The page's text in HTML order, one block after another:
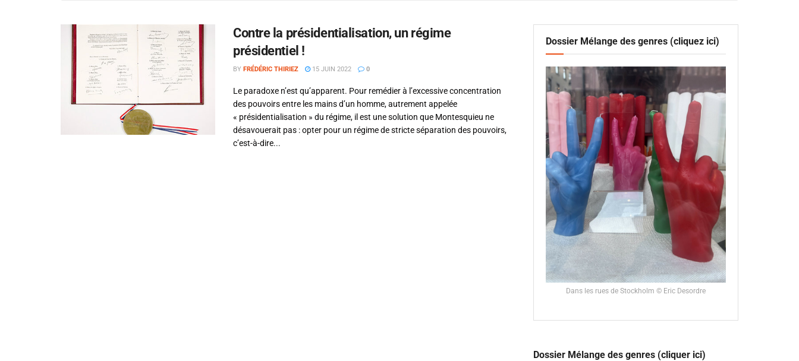
Contre la présidentialisation, un régime
présidentiel !
BY FRÉDÉRIC THIRIEZ 15 JUIN 2022 0
Le paradoxe n’est qu’apparent. Pour remédier à l’excessive concentration
des pouvoirs entre les mains d’un homme, autrement appelée
« présidentialisation » du régime, il est une solution que Montesquieu ne
désavouerait pas : opter pour un régime de stricte séparation des pouvoirs,
c’est-à-dire...
Dossier Mélange des genres (cliquez ici)
Dans les rues de Stockholm © Eric Desordre
Dossier Mélange des genres (cliquer ici)